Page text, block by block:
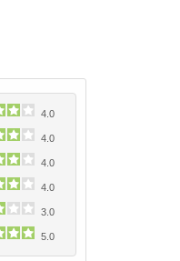
4.0
4.0
4.0
4.0
3.0
5.0